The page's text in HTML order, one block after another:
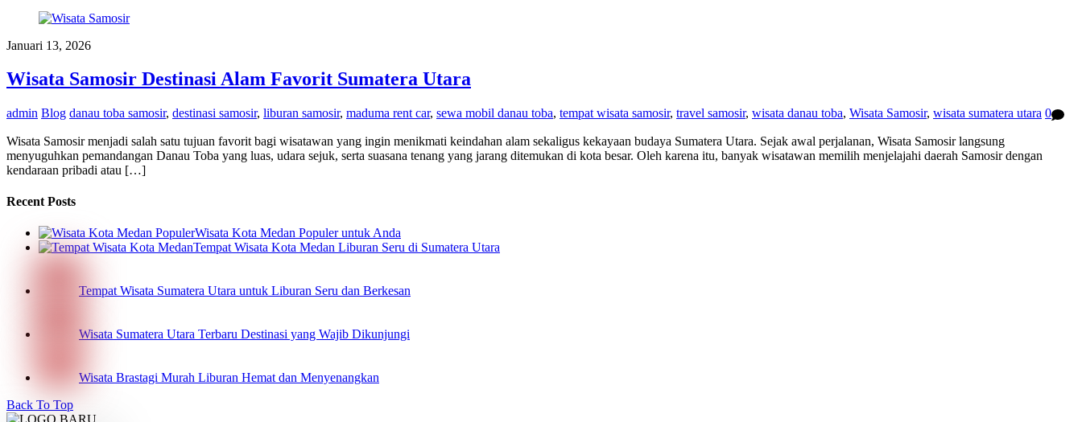
Januari 13, 2026
Wisata Samosir Destinasi Alam Favorit Sumatera Utara
admin Blog danau toba samosir, destinasi samosir, liburan samosir, maduma rent car, sewa mobil danau toba, tempat wisata samosir, travel samosir, wisata danau toba, Wisata Samosir, wisata sumatera utara 0
Wisata Samosir menjadi salah satu tujuan favorit bagi wisatawan yang ingin menikmati keindahan alam sekaligus kekayaan budaya Sumatera Utara. Sejak awal perjalanan, Wisata Samosir langsung
menyuguhkan pemandangan Danau Toba yang luas, udara sejuk, serta suasana tenang yang jarang ditemukan di kota besar. Oleh karena itu, banyak wisatawan memilih menjelajahi daerah Samosir dengan
kendaraan pribadi atau […]
Recent Posts
Wisata Kota Medan Populer untuk Anda
Tempat Wisata Kota Medan Liburan Seru di Sumatera Utara
Tempat Wisata Sumatera Utara untuk Liburan Seru dan Berkesan
Wisata Sumatera Utara Terbaru Destinasi yang Wajib Dikunjungi
Wisata Brastagi Murah Liburan Hemat dan Menyenangkan
Back To Top